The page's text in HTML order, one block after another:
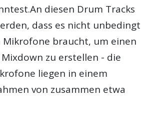
diesen Drum Tracks
dass es nicht unbedingt
braucht, um einen
zu erstellen - die
liegen in einem
von zusammen etwa